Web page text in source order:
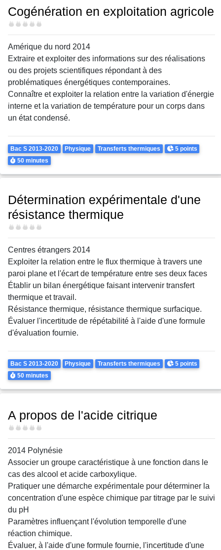
Cogénération en exploitation agricole
Difficulté
Amérique du nord 2014
Extraire et exploiter des informations sur des réalisations
ou des projets scientifiques répondant à des
problématiques énergétiques contemporaines.
Connaître et exploiter la relation entre la variation d'énergie
interne et la variation de température pour un corps dans
un état condensé.
Theme
Bac S 2013-2020 Physique Transferts thermiques Points
5 points
Durée
50 minutes
Détermination expérimentale d'une
résistance thermique
Difficulté
Centres étrangers 2014
Exploiter la relation entre le flux thermique à travers une
paroi plane et l'écart de température entre ses deux faces
Établir un bilan énergétique faisant intervenir transfert
thermique et travail.
Résistance thermique, résistance thermique surfacique.
Évaluer l'incertitude de répétabilité à l'aide d'une formule
d'évaluation fournie.
Theme
Bac S 2013-2020 Physique Transferts thermiques Points
5 points
Durée
50 minutes
A propos de l'acide citrique
Difficulté
2014 Polynésie
Associer un groupe caractéristique à une fonction dans le
cas des alcool et acide carboxylique.
Pratiquer une démarche expérimentale pour déterminer la
concentration d'une espèce chimique par titrage par le suivi
du pH
Paramètres influençant l'évolution temporelle d'une
réaction chimique.
Évaluer, à l'aide d'une formule fournie, l'incertitude d'une